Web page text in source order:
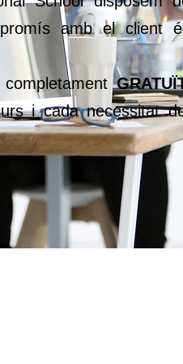
amb el client
i cada necessitat